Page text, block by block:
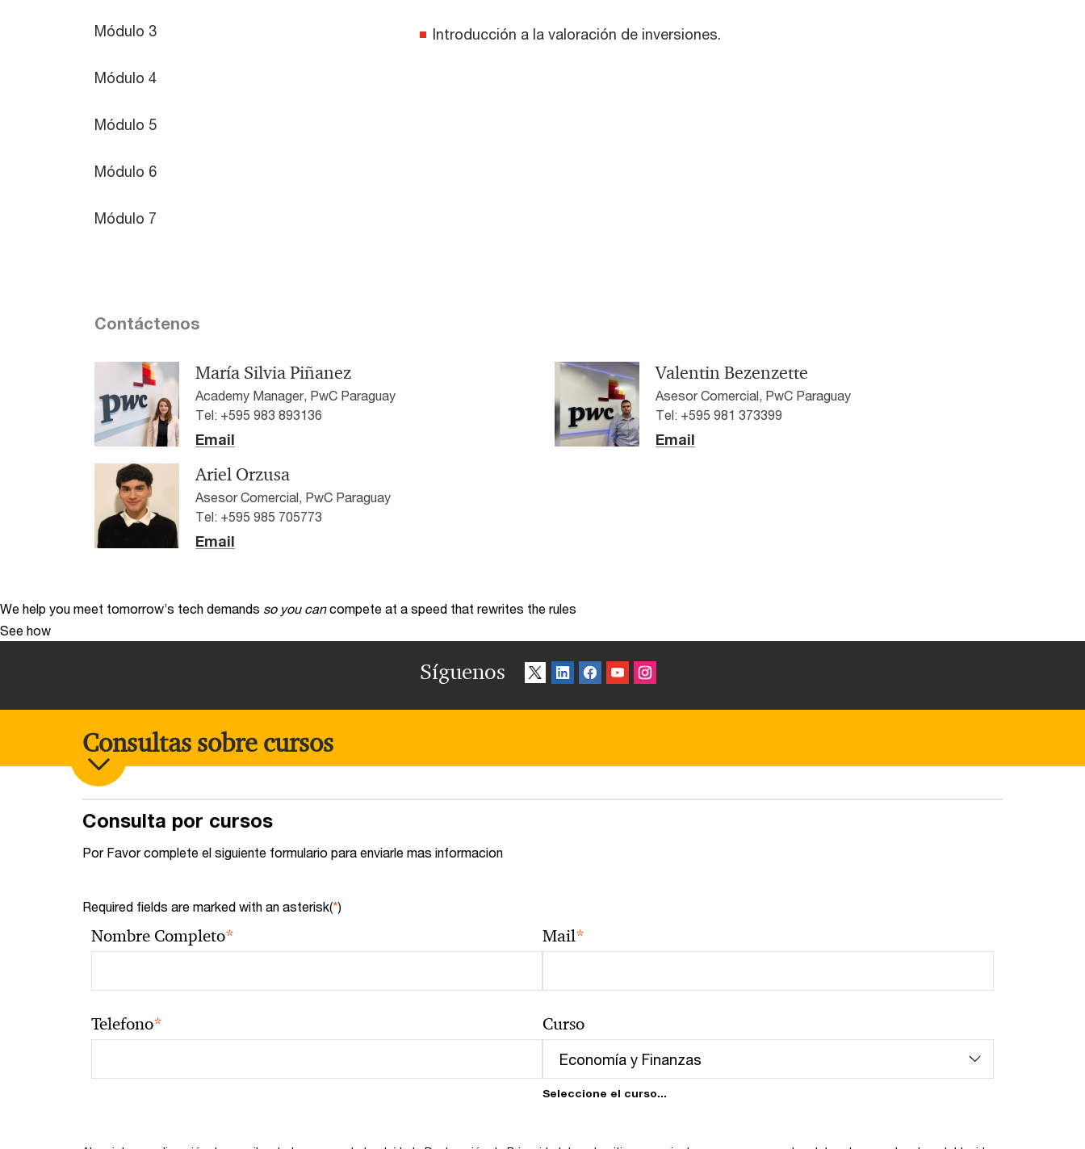
Módulo 3
Módulo 4
Módulo 5
Módulo 6
Módulo 7
Introducción a la valoración de inversiones.
Contáctenos
María Silvia Piñanez
Academy Manager, PwC Paraguay
Tel: +595 983 893136
Email
Valentin Bezenzette
Asesor Comercial, PwC Paraguay
Tel: +595 981 373399
Email
Ariel Orzusa
Asesor Comercial, PwC Paraguay
Tel: +595 985 705773
Email
We help you meet tomorrow’s tech demands so you can compete at a speed that rewrites the rules
See how
Síguenos
Consultas sobre cursos
Consulta por cursos
Por Favor complete el siguiente formulario para enviarle mas informacion
Required fields are marked with an asterisk(*)
Nombre Completo* Mail*
Telefono* Curso
Seleccione el curso...